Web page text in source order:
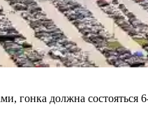
гонка должна состояться